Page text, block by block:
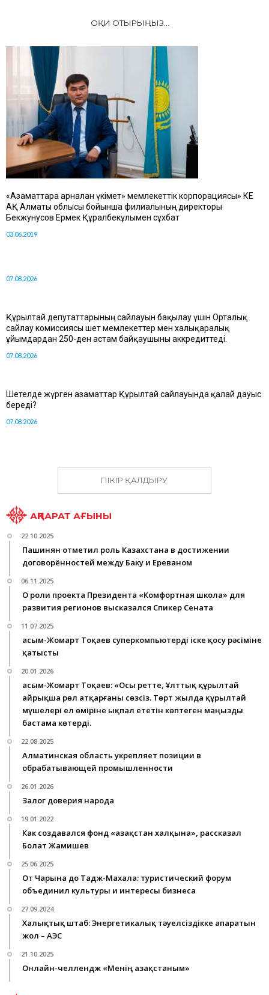
ОҚИ ОТЫРЫҢЫЗ...
«Азаматтарға арналған үкімет» мемлекеттік корпорациясы» КЕ
АҚ Алматы облысы бойынша филиалының директоры
Бекжунусов Ермек Құралбекұлымен сұхбат
03.06.2019
07.08.2026
Құрылтай депутаттарының сайлауын бақылау үшін Орталық
сайлау комиссиясы шет мемлекеттер мен халықаралық
ұйымдардан 250-ден астам байқаушыны аккредиттеді.
07.08.2026
Шетелде жүрген азаматтар Құрылтай сайлауында қалай дауыс
береді?
07.08.2026
ПІКІР ҚАЛДЫРУ
АҚПАРАТ АҒЫНЫ
22.10.2025
Пашинян отметил роль Казахстана в достижении
договорённостей между Баку и Ереваном
06.11.2025
О роли проекта Президента «Комфортная школа» для
развития регионов высказался Спикер Сената
11.07.2025
Қасым-Жомарт Тоқаев суперкомпьютерді іске қосу рәсіміне
қатысты
20.01.2026
Қасым-Жомарт Тоқаев: «Осы ретте, Ұлттық құрылтай
айрықша рөл атқарғаны сөзсіз. Төрт жылда құрылтай
мүшелері ел өміріне ықпал ететін көптеген маңызды
бастама көтерді.
22.08.2025
Алматинская область укрепляет позиции в
обрабатывающей промышленности
26.01.2026
Залог доверия народа
19.01.2022
Как создавался фонд «Қазақстан халқына», рассказал
Болат Жамишев
25.06.2025
От Чарына до Тадж-Махала: туристический форум
объединил культуры и интересы бизнеса
27.09.2024
Халықтық штаб: Энергетикалық тәуелсіздікке апаратын
жол – АЭС
21.10.2025
Онлайн-челлендж «Менің Қазақстаным»